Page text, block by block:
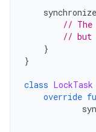
// The
// but
}
}
class LockTask
override